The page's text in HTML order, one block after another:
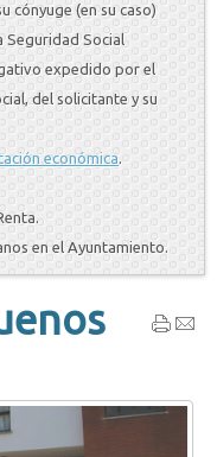
cónyuge (en su caso)
Seguridad Social
expedido por el
del solicitante y su
económica.
en el Ayuntamiento.